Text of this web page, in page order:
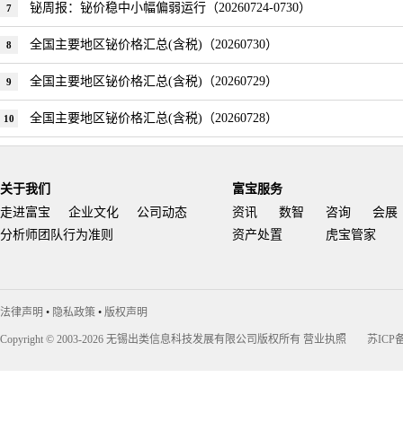
7 铋周报：铋价稳中小幅偏弱运行（20260724-0730）
8 全国主要地区铋价格汇总(含税)（20260730）
9 全国主要地区铋价格汇总(含税)（20260729）
10 全国主要地区铋价格汇总(含税)（20260728）
关于我们
走进富宝
企业文化
公司动态
分析师团队行为准则
富宝服务
资讯
数智 咨询
会展
资产处置
虎宝管家
法律声明 • 隐私政策 • 版权声明
Copyright © 2003-2026 无锡出类信息科技发展有限公司版权所有 营业执照 苏ICP